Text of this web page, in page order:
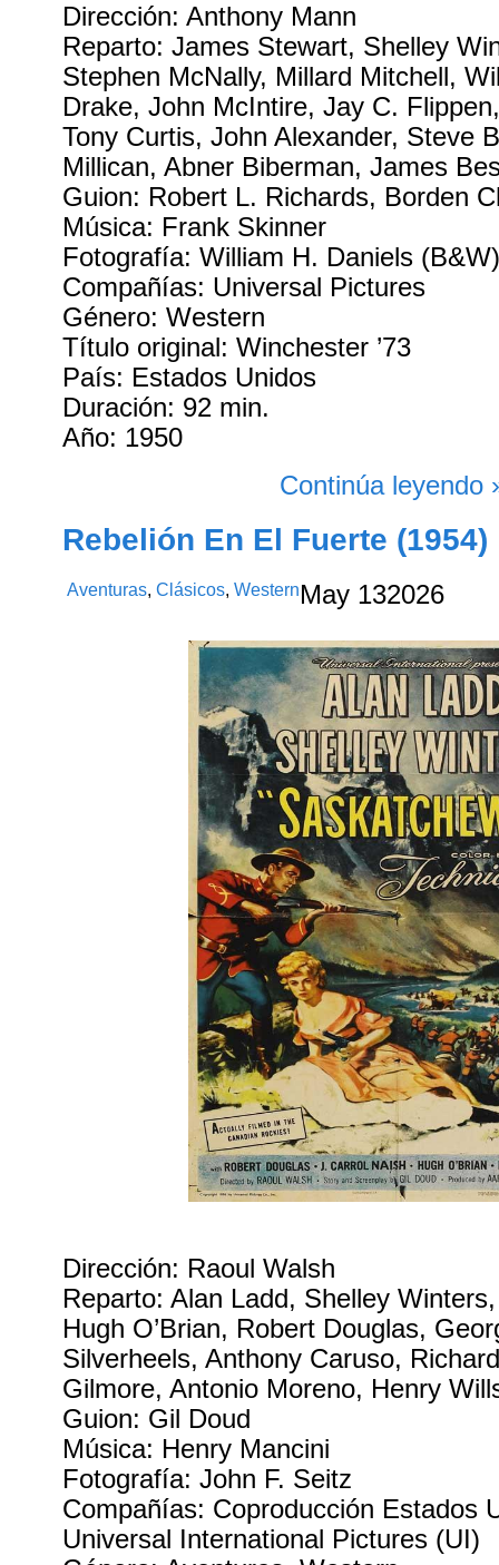
Dirección: Anthony Mann
Reparto: James Stewart, Shelley
Stephen McNally, Millard Mitchell,
Drake, John McIntire, Jay C.
Tony Curtis, John Alexander, Steve
Millican, Abner Biberman, James
Guion: Robert L. Richards, Borden
Música: Frank Skinner
Fotografía: William H. Daniels
Compañías: Universal Pictures
Género: Western
Título original: Winchester ’73
País: Estados Unidos
Duración: 92 min.
Año: 1950
Continúa leyendo
Rebelión En El Fuerte (1954)
Aventuras,Clásicos,Western May 132026
Dirección: Raoul Walsh
Reparto: Alan Ladd, Shelley
Hugh O’Brian, Robert Douglas,
Silverheels, Anthony Caruso,
Gilmore, Antonio Moreno, Henry
Guion: Gil Doud
Música: Henry Mancini
Fotografía: John F. Seitz
Compañías: Coproducción Estados
Universal International Pictures (UI)